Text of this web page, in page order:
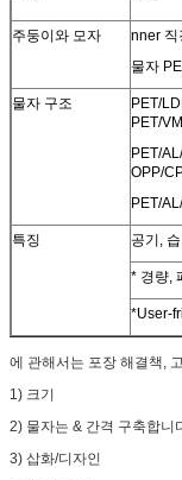
주둥이와 모자
nner 직
물자
물자 구조
PET/
PET/
PET/
OPP/
PET/
특징 공기,
* 경량,
*User-
에 관해서는 포장 해결책,
1) 크기
2) 물자는 & 간격 구축합니
3) 삽화/디자인